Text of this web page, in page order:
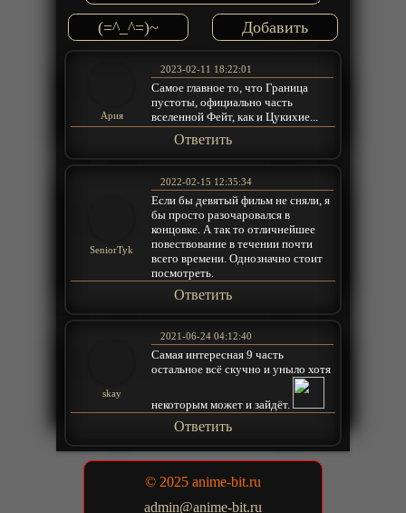
(=^_^=)~
Ария
2023-02-11 18:22:01
Самое главное то, что Граница
пустоты, официально часть
вселенной Фейт, как и Цукихие...
Ответить
SeniorTyk
2022-02-15 12:35:34
Если бы девятый фильм не сняли, я
бы просто разочаровался в
концовке. А так то отличнейшее
повествование в течении почти
всего времени. Однозначно стоит
посмотреть.
Ответить
skay
2021-06-24 04:12:40
Самая интересная 9 часть
остальное всё скучно и уныло хотя
некоторым может и зайдёт.
Ответить
© 2025 anime-bit.ru
admin@anime-bit.ru